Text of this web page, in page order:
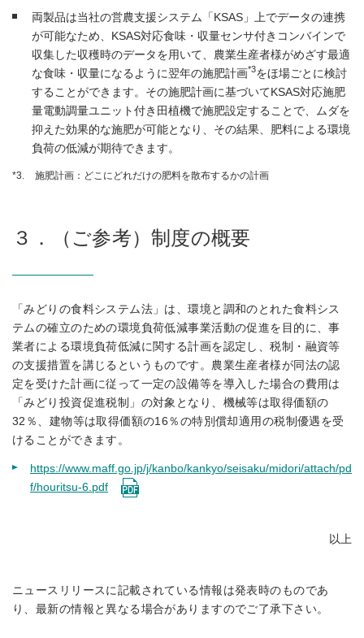
両製品は当社の営農支援システム「KSAS」上でデータの連携
が可能なため、KSAS対応食味・収量センサ付きコンバインで
収集した収穫時のデータを用いて、農業生産者様がめざす最適
な食味・収量になるように翌年の施肥計画*3をほ場ごとに検討
することができます。その施肥計画に基づいてKSAS対応施肥
量電動調量ユニット付き田植機で施肥設定することで、ムダを
抑えた効果的な施肥が可能となり、その結果、肥料による環境
負荷の低減が期待できます。
*3. 施肥計画：どこにどれだけの肥料を散布するかの計画
３．（ご参考）制度の概要
「みどりの食料システム法」は、環境と調和のとれた食料シス
テムの確立のための環境負荷低減事業活動の促進を目的に、事
業者による環境負荷低減に関する計画を認定し、税制・融資等
の支援措置を講じるというものです。農業生産者様が同法の認
定を受けた計画に従って一定の設備等を導入した場合の費用は
「みどり投資促進税制」の対象となり、機械等は取得価額の
32％、建物等は取得価額の16％の特別償却適用の税制優遇を受
けることができます。
https://www.maff.go.jp/j/kanbo/kankyo/seisaku/midori/attach/pd
f/houritsu-6.pdf
以上
ニュースリリースに記載されている情報は発表時のものであ
り、最新の情報と異なる場合がありますのでご了承下さい。